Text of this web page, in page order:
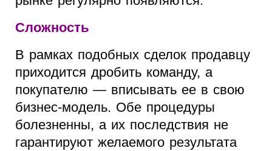
Сложность
В рамках подобных сделок продавцу
приходится дробить команду, а
покупателю — вписывать ее в свою
бизнес-модель. Обе процедуры
болезненны, а их последствия не
гарантируют желаемого результата